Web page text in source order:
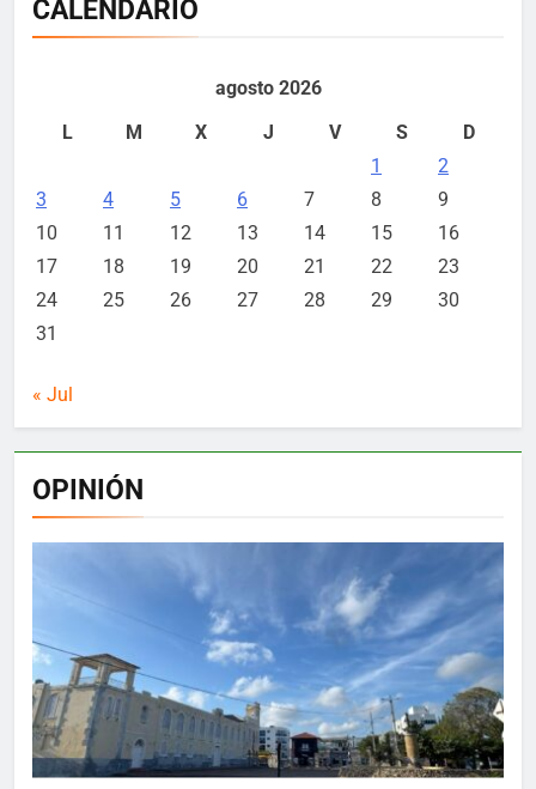
CALENDARIO
agosto 2026
L
M X J V S
D
1
2
3
4 5 6 7 8
9
10
11 12 13 14 15
16
17
18 19 20 21 22
23
24
25 26 27 28 29
30
31
« Jul
OPINIÓN